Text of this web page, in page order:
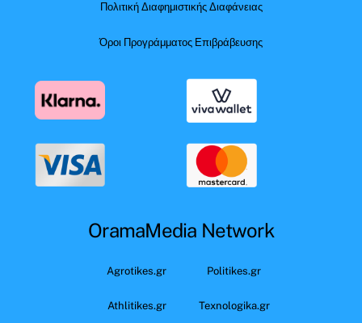
Πολιτική Διαφημιστικής Διαφάνειας
Όροι Προγράμματος Επιβράβευσης
OramaMedia Network
Agrotikes.gr Politikes.gr
Athlitikes.gr Texnologika.gr